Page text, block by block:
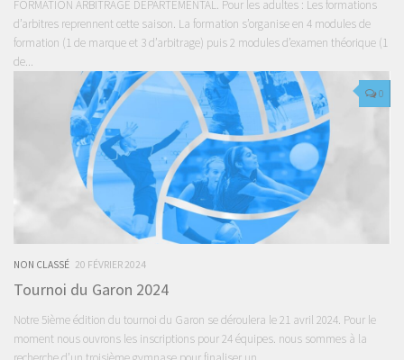
FORMATION ARBITRAGE DEPARTEMENTAL. Pour les adultes : Les formations
d’arbitres reprennent cette saison. La formation s’organise en 4 modules de
formation (1 de marque et 3 d’arbitrage) puis 2 modules d’examen théorique (1
de...
0
NON CLASSÉ 20 FÉVRIER 2024
Tournoi du Garon 2024
Notre 5ième édition du tournoi du Garon se déroulera le 21 avril 2024. Pour le
moment nous ouvrons les inscriptions pour 24 équipes. nous sommes à la